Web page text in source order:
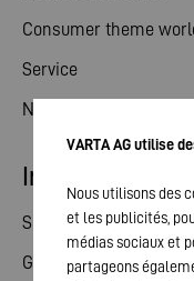
Consumer theme
Service
News
Investor
Share
General meeting
VARTA AG utilise
Nous utilisons des
et les publicités,
médias sociaux et
partageons